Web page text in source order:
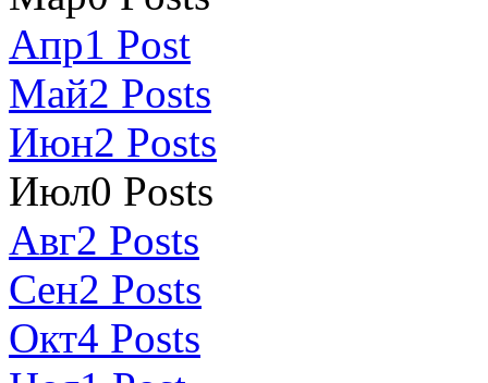
Апр1 Post
Май2 Posts
Июн2 Posts
Июл0 Posts
Авг2 Posts
Сен2 Posts
Окт4 Posts